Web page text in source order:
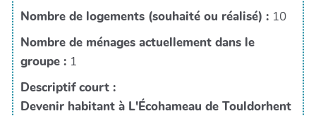
Nombre de logements (souhaité ou réalisé) : 10
Nombre de ménages actuellement dans le
groupe : 1
Descriptif court :
Devenir habitant à L'Écohameau de Touldorhent